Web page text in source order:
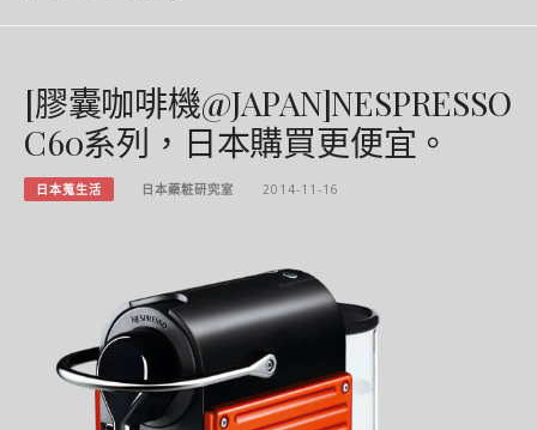
[膠囊咖啡機@JAPAN]NESPRESSO
C60系列，日本購買更便宜。
日本蒐生活 日本藥粧研究室 2014-11-16